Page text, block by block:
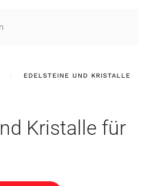
EDELSTEINE UND KRISTALLE
Kristalle für